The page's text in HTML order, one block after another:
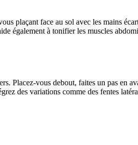
plaçant face au sol avec les mains
également à tonifier les muscles
Placez-vous debout, faites un pas en
des variations comme des fentes